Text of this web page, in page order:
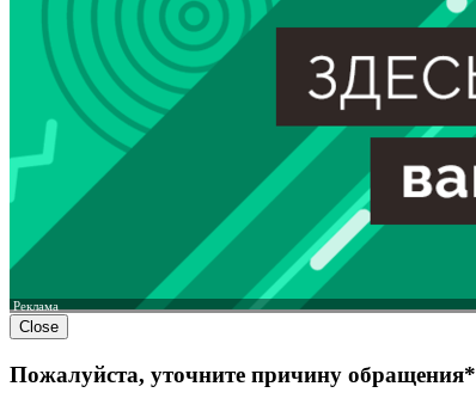
Реклама
Close
Пожалуйста, уточните причину обращения*